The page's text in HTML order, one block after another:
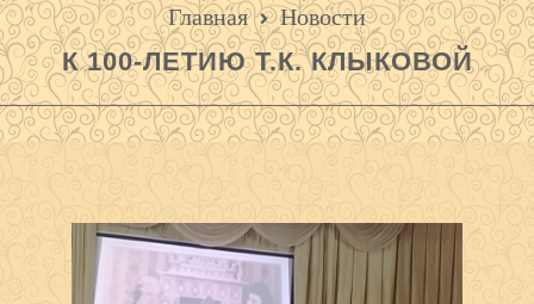
Главная Новости
К 100-ЛЕТИЮ Т.К. КЛЫКОВОЙ